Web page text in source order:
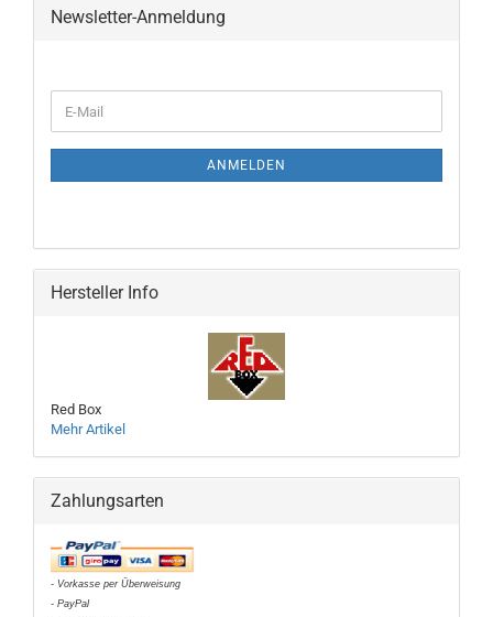
Newsletter-Anmeldung
ZUR
E-
Mail
ANMELDEN
Hersteller Info
Red Box
Mehr Artikel
Zahlungsarten
- Vorkasse per Überweisung
- PayPal